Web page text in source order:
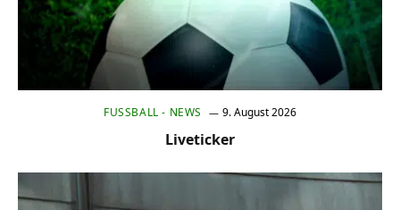
FUSSBALL - NEWS 9. August 2026
Liveticker